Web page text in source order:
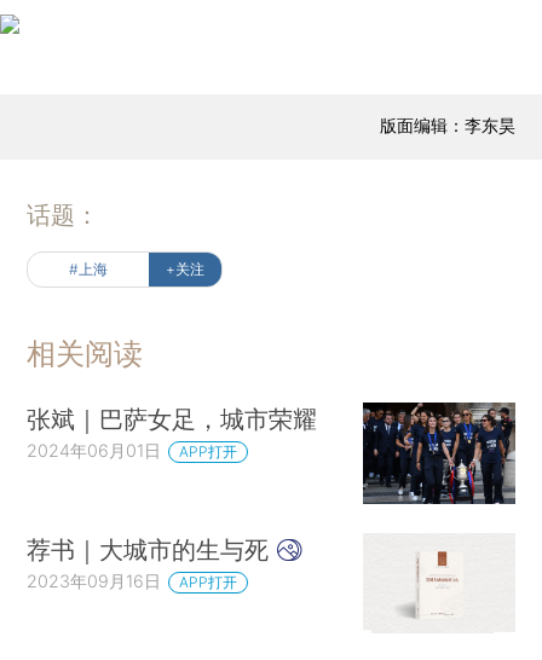
版面编辑：李东昊
话题：
#上海 +关注
相关阅读
张斌｜巴萨女足，城市荣耀
2024年06月01日 APP打开
荐书｜大城市的生与死
2023年09月16日 APP打开